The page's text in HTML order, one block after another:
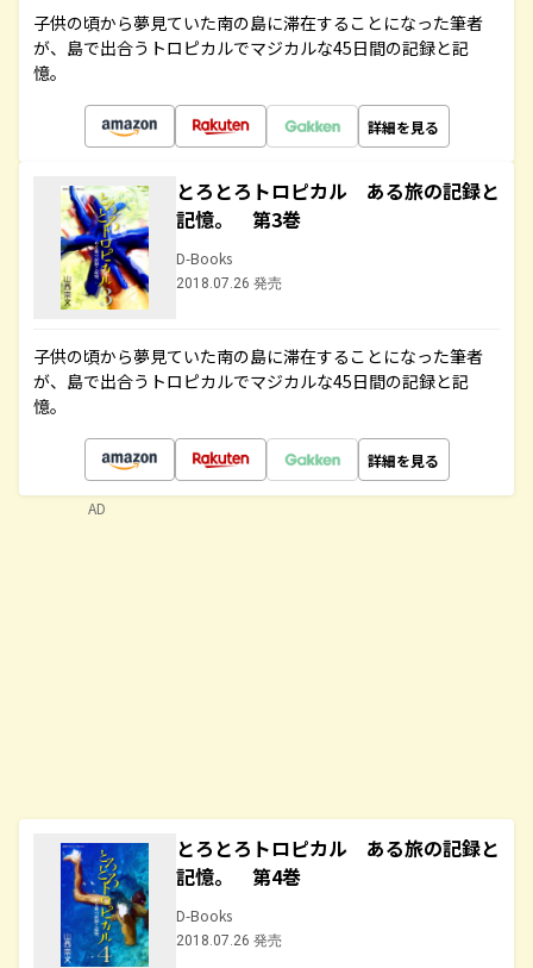
子供の頃から夢見ていた南の島に滞在することになった筆者
が、島で出合うトロピカルでマジカルな45日間の記録と記
憶。
詳細を見る
とろとろトロピカル ある旅の記録と
記憶。 第3巻
D-Books
2018.07.26 発売
子供の頃から夢見ていた南の島に滞在することになった筆者
が、島で出合うトロピカルでマジカルな45日間の記録と記
憶。
詳細を見る
とろとろトロピカル ある旅の記録と
記憶。 第4巻
D-Books
2018.07.26 発売
AD